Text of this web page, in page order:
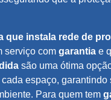
que instala rede de
serviço com garantia e
são uma ótima
espaço, garantindo
Para quem tem